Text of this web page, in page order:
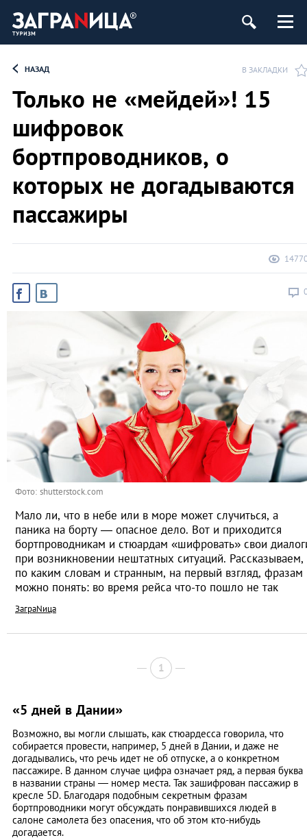
НАЗАД В ЗАКЛАДКИ
Только не «мейдей»! 15
шифровок
бортпроводников, о
которых не догадываются
пассажиры
Фото: shutterstock.com
Мало ли, что в небе или в море может случиться, а
паника на борту — опасное дело. Вот и приходится
бортпроводникам и стюардам «шифровать» свои
при возникновении нештатных ситуаций. Рассказываем,
по каким словам и странным, на первый взгляд, фразам
можно понять: во время рейса что-то пошло не так
ЗаграNица
1
«5 дней в Дании»
Возможно, вы могли слышать, как стюардесса говорила, что
собирается провести, например, 5 дней в Дании, и даже не
догадывались, что речь идет не об отпуске, а о конкретном
пассажире. В данном случае цифра означает ряд, а первая буква
в названии страны — номер места. Так зашифрован пассажир в
кресле 5D. Благодаря подобным секретным фразам
бортпроводники могут обсуждать понравившихся людей в
салоне самолета без опасения, что об этом кто-нибудь
догадается.